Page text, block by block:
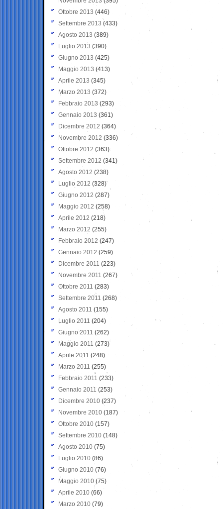
Ottobre 2013 (446)
Settembre 2013 (433)
Agosto 2013 (389)
Luglio 2013 (390)
Giugno 2013 (425)
Maggio 2013 (413)
Aprile 2013 (345)
Marzo 2013 (372)
Febbraio 2013 (293)
Gennaio 2013 (361)
Dicembre 2012 (364)
Novembre 2012 (336)
Ottobre 2012 (363)
Settembre 2012 (341)
Agosto 2012 (238)
Luglio 2012 (328)
Giugno 2012 (287)
Maggio 2012 (258)
Aprile 2012 (218)
Marzo 2012 (255)
Febbraio 2012 (247)
Gennaio 2012 (259)
Dicembre 2011 (223)
Novembre 2011 (267)
Ottobre 2011 (283)
Settembre 2011 (268)
Agosto 2011 (155)
Luglio 2011 (204)
Giugno 2011 (262)
Maggio 2011 (273)
Aprile 2011 (248)
Marzo 2011 (255)
Febbraio 2011 (233)
Gennaio 2011 (253)
Dicembre 2010 (237)
Novembre 2010 (187)
Ottobre 2010 (157)
Settembre 2010 (148)
Agosto 2010 (75)
Luglio 2010 (86)
Giugno 2010 (76)
Maggio 2010 (75)
Aprile 2010 (66)
Marzo 2010 (79)